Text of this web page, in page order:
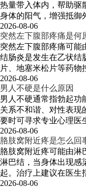
热量带入体内，帮助驱
身体的阳气，增强抵御
2026-08-06
突然左下腹部疼痛是何
突然左下腹部疼痛可能
结肠炎是发生在乙状结
片、地塞米松片等药物
2026-08-06
男人不硬是什么原因
男人不硬通常指勃起功
关系不和谐、对性表现
要时可寻求专业心理医
2026-08-06
胳肢窝附近疼是怎么回
胳肢窝附近疼可能由淋
淋巴结，当身体出现感
起。治疗上建议在医生
2026-08-06